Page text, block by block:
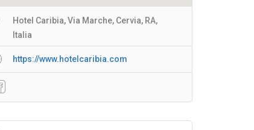
Hotel Caribia, Via Marche, Cervia, RA,
Italia
https://www.hotelcaribia.com